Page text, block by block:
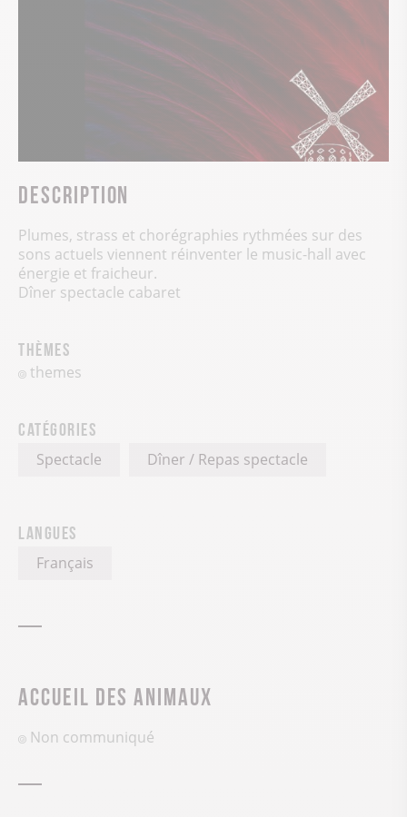
Description
Plumes, strass et chorégraphies rythmées sur des
sons actuels viennent réinventer le music-hall avec
énergie et fraicheur.
Dîner spectacle cabaret
Thèmes
themes
Catégories
Spectacle Dîner / Repas spectacle
Langues
Français
Accueil des animaux
Non communiqué